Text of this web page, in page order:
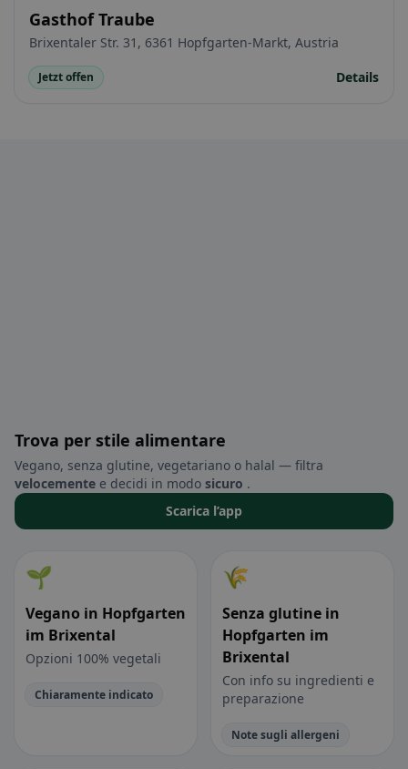
Gasthof Traube
Brixentaler Str. 31, 6361 Hopfgarten-Markt, Austria
Jetzt offen Details
Trova per stile alimentare
Vegano, senza glutine, vegetariano o halal — filtra
velocemente e decidi in modo sicuro .
Scarica l’app
🌱
Vegano in Hopfgarten
im Brixental
Opzioni 100% vegetali
Chiaramente indicato
🌾
Senza glutine in
Hopfgarten im
Brixental
Con info su ingredienti e
preparazione
Note sugli allergeni